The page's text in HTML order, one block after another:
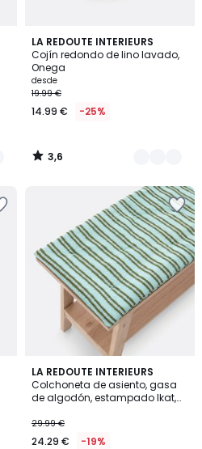
LA REDOUTE INTERIEURS
Cojín redondo de lino lavado,
Onega
desde
19.99 €
14.99 € -25%
3,6
/ 5
2
Colores
3,6
/
LA REDOUTE INTERIEURS
Colchoneta de asiento, gasa
de algodón, estampado Ikat,
29.99 €
24.29 € -19%